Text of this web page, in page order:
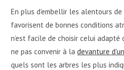
En plus d’embellir les alentours
favorisent de bonnes conditions
n’est facile de choisir celui adapté
ne pas convenir à ladevanture
quels sont les arbres les plus